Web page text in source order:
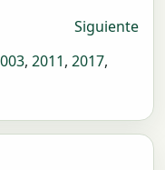
Siguiente
, 2011, 2017,